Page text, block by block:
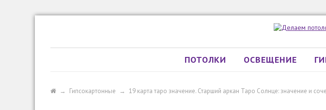
ПОТОЛКИ ОСВЕЩЕНИЕ
→ Гипсокартонные → 19 карта таро значение. Старший аркан Таро Солнце: значение и